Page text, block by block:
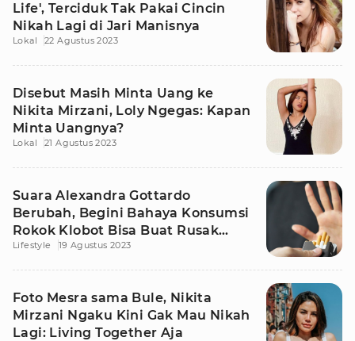
Life', Terciduk Tak Pakai Cincin
Nikah Lagi di Jari Manisnya
Lokal 22 Agustus 2023
Disebut Masih Minta Uang ke
Nikita Mirzani, Loly Ngegas: Kapan
Minta Uangnya?
Lokal 21 Agustus 2023
Suara Alexandra Gottardo
Berubah, Begini Bahaya Konsumsi
Rokok Klobot Bisa Buat Rusak
Tubuh
Lifestyle 19 Agustus 2023
Foto Mesra sama Bule, Nikita
Mirzani Ngaku Kini Gak Mau Nikah
Lagi: Living Together Aja